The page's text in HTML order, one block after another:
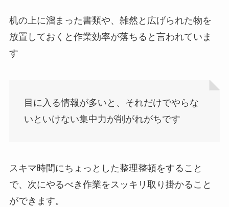
机の上に溜まった書類や、雑然と広げられた物を
放置しておくと作業効率が落ちると言われていま
す
目に入る情報が多いと、それだけでやらな
いといけない集中力が削がれがちです
スキマ時間にちょっとした整理整頓をすること
で、次にやるべき作業をスッキリ取り掛かること
ができます。